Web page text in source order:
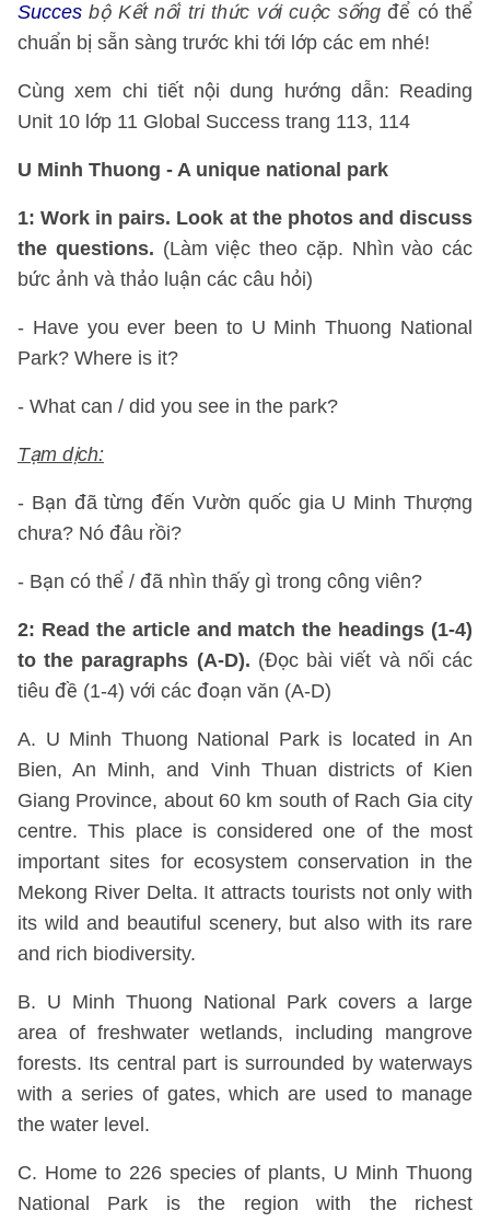
Succes bộ Kết nối tri thức với cuộc sốngđể có thể
chuẩn bị sẵn sàng trước khi tới lớp các em nhé!
Cùng xem chi tiết nội dung hướng dẫn: Reading
Unit 10 lớp 11 Global Success trang 113, 114
U Minh Thuong - A unique national park
1: Work in pairs. Look at the photos and discuss
the questions. (Làm việc theo cặp. Nhìn vào các
bức ảnh và thảo luận các câu hỏi)
- Have you ever been to U Minh Thuong National
Park? Where is it?
- What can / did you see in the park?
Tạm dịch:
- Bạn đã từng đến Vườn quốc gia U Minh Thượng
chưa? Nó đâu rồi?
- Bạn có thể / đã nhìn thấy gì trong công viên?
2: Read the article and match the headings (1-4)
to the paragraphs (A-D). (Đọc bài viết và nối các
tiêu đề (1-4) với các đoạn văn (A-D)
A. U Minh Thuong National Park is located in An
Bien, An Minh, and Vinh Thuan districts of Kien
Giang Province, about 60 km south of Rach Gia city
centre. This place is considered one of the most
important sites for ecosystem conservation in the
Mekong River Delta. It attracts tourists not only with
its wild and beautiful scenery, but also with its rare
and rich biodiversity.
B. U Minh Thuong National Park covers a large
area of freshwater wetlands, including mangrove
forests. Its central part is surrounded by waterways
with a series of gates, which are used to manage
the water level.
C. Home to 226 species of plants, U Minh Thuong
National Park is the region with the richest